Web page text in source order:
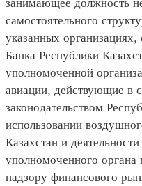
самостоятельного
указанных
Банка Республики
уполномоченной
авиации, действующие в
законодательством
использовании
Казахстан и
уполномоченного
надзору финансового